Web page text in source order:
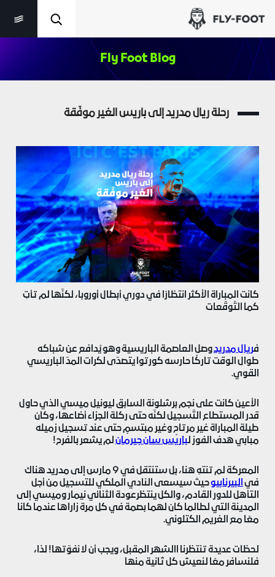
Fly Foot Blog
رحلة ريال مدريد إلى باريس الغير موفّقة
كانت المباراة الأكثر انتظارًا في دوري أبطال أوروبا، لكنّها لم تأتِ
كما التّوقّعات
فريال مدريدوصل العاصمة الباريسية وهو يُدافع عن شباكه
طوال الوقت تاركًا حارسه كورتوا يتصدّى لكرات المدّ الباريسي
القوي.
الأعين كانت على نجم برشلونة السابق ليونيل ميسي الذي حاول
قدر المستطاع التّسجيل لكنّه حتى ركلة الجزاء أضاعها، وكان
طيلة المباراة غير مرتاحٍ وغير مبتسمٍ حتى عند تسجيل زميله
مبابي هدف الفوز لباريس سان جيرمانلم يشعر بالفرح!
المعركة لم تنتهِ هنا، بل ستنتقل في 9 مارس إلى مدريد هناك
فيالبيرنابيوحيث سيسعى النادي الملكي للتسجيل من أجل
التأهل للدور القادم، والكل ينتظرعودة الثنائي نيمار وميسي إلى
المدينة التي لطالما كان لهما بصمة في كل مرة زاراها عندما كانا
معًا مع الغريم الكتلوني.
لحظات عديدة تنتظرنا االشهر المقبل، ويجب أن لا نفوّتها! لذا،
فلنسافر معًا لنعيش كل ثانية منها